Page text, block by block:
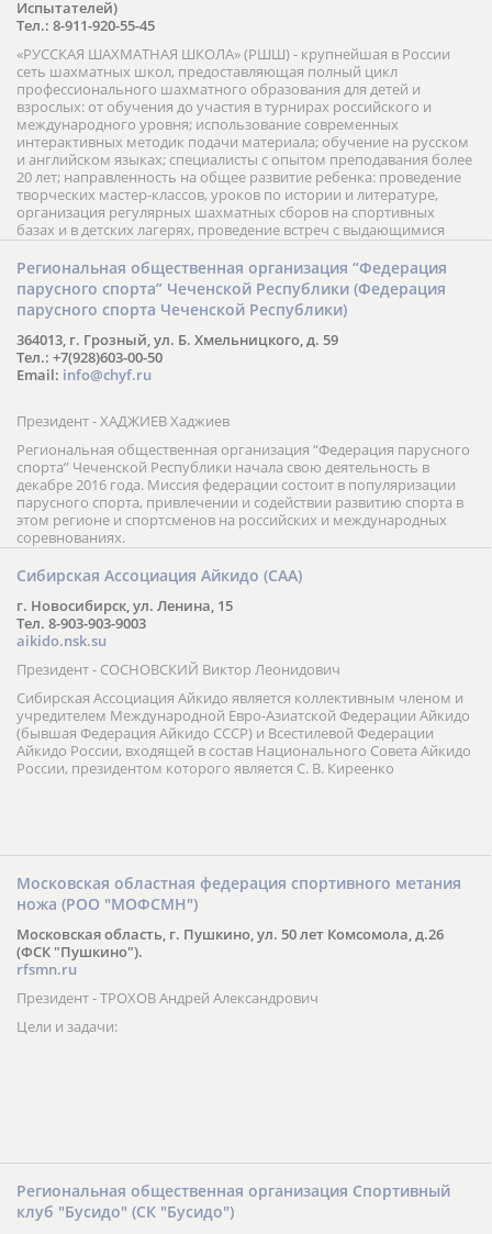
Испытателей)
Тел.: 8-911-920-55-45
«РУССКАЯ ШАХМАТНАЯ ШКОЛА» (РШШ) - крупнейшая в России
сеть шахматных школ, предоставляющая полный цикл
профессионального шахматного образования для детей и
взрослых: от обучения до участия в турнирах российского и
международного уровня; использование современных
интерактивных методик подачи материала; обучение на русском
и английском языках; специалисты с опытом преподавания более
20 лет; направленность на общее развитие ребенка: проведение
творческих мастер-классов, уроков по истории и литературе,
организация регулярных шахматных сборов на спортивных
базах и в детских лагерях, проведение встреч с выдающимися
шахматистами; корпоративное обучение; онлайн обучение в
форме вебинаров и индивидуальных занятий, круглые столы
российских и международных тренеров, организация фестивалей;
онлайн трансляция мероприятий и турниров.
Региональная общественная организация “Федерация
парусного спорта” Чеченской Республики (Федерация
парусного спорта Чеченской Республики)
364013, г. Грозный, ул. Б. Хмельницкого, д. 59
Тел.: +7(928)603-00-50
Email: info@chyf.ru
Президент - ХАДЖИЕВ Хаджиев
Региональная общественная организация “Федерация парусного
спорта” Чеченской Республики начала свою деятельность в
декабре 2016 года. Миссия федерации состоит в популяризации
парусного спорта, привлечении и содействии развитию спорта в
этом регионе и спортсменов на российских и международных
соревнованиях.
Сибирская Ассоциация Айкидо (САА)
г. Новосибирск, ул. Ленина, 15
Тел. 8-903-903-9003
aikido.nsk.su
Президент - СОСНОВСКИЙ Виктор Леонидович
Сибирская Ассоциация Айкидо является коллективным членом и
учредителем Международной Евро-Азиатской Федерации Айкидо
(бывшая Федерация Айкидо СССР) и Всестилевой Федерации
Айкидо России, входящей в состав Национального Совета Айкидо
России, президентом которого является С. В. Киреенко
Московская областная федерация спортивного метания
ножа (РОО "МОФСМН")
Московская область, г. Пушкино, ул. 50 лет Комсомола, д.26
(ФСК "Пушкино").
rfsmn.ru
Президент - ТРОХОВ Андрей Александрович
Цели и задачи:
Региональная общественная организация Спортивный
клуб "Бусидо" (СК "Бусидо")